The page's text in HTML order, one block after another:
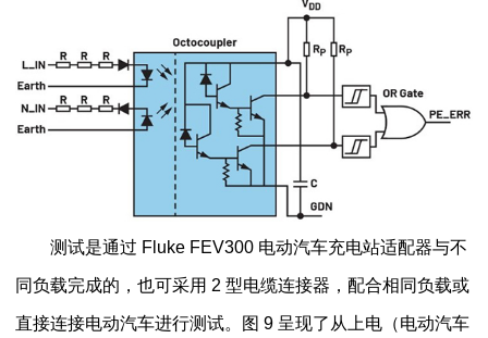
测试是通过 Fluke FEV300 电动汽车充电站适配器与不
同负载完成的，也可采用 2 型电缆连接器，配合相同负载或
直接连接电动汽车进行测试。图 9 呈现了从上电（电动汽车